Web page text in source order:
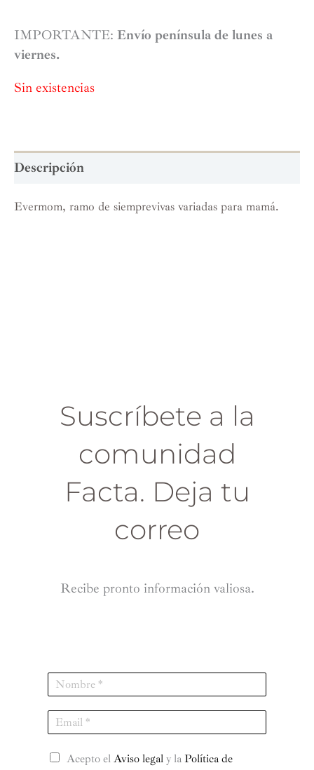
IMPORTANTE: Envío península de lunes a
viernes.
Sin existencias
Descripción
Evermom, ramo de siemprevivas variadas para mamá.
Suscríbete a la
comunidad
Facta. Deja tu
correo
Recibe pronto información valiosa.
N
a
*
E
m
R
Acepto el Aviso legal y la Política de